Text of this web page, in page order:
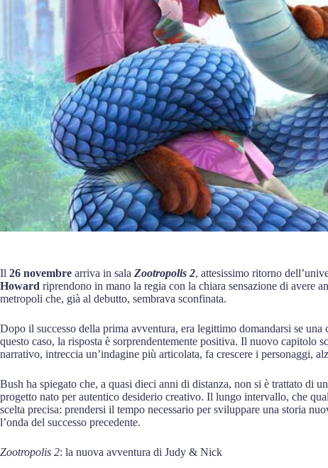
Il 26 novembre arriva in sala Zootropolis 2, attesissimo ritorno
Howard riprendono in mano la regia con la chiara sensazione di avere
metropoli che, già al debutto, sembrava sconfinata.
Dopo il successo della prima avventura, era legittimo domandarsi se una
questo caso, la risposta è sorprendentemente positiva. Il nuovo capitolo
narrativo, intreccia un’indagine più articolata, fa crescere i personaggi,
Bush ha spiegato che, a quasi dieci anni di distanza, non si è trattato di
progetto nato per autentico desiderio creativo. Il lungo intervallo, che
scelta precisa: prendersi il tempo necessario per sviluppare una storia
l’onda del successo precedente.
Zootropolis 2: la nuova avventura di Judy & Nick